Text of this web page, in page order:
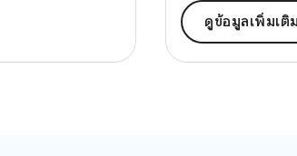
ดูข้อมูลเพิ่มเติม